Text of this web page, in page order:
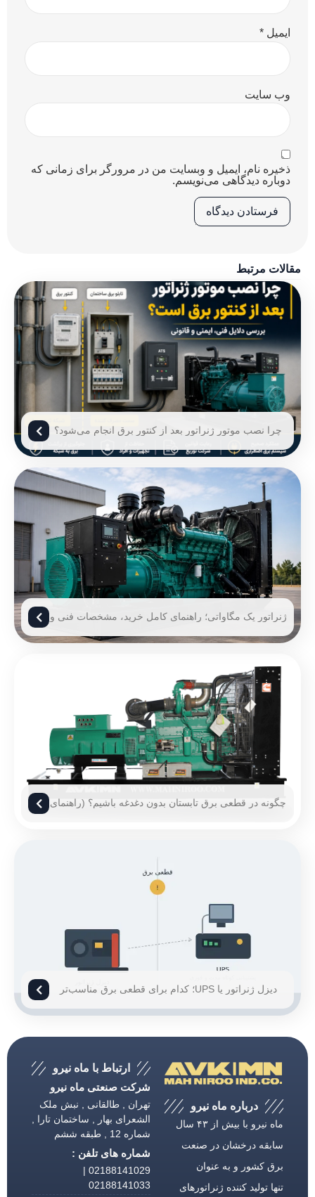
ایمیل *
وب‌ سایت
ذخیره نام، ایمیل و وبسایت من در مرورگر برای زمانی که
دوباره دیدگاهی می‌نویسم.
مقالات مرتبط
چرا نصب موتور ژنراتور بعد از کنتور برق انجام می‌شود؟
ژنراتور یک مگاواتی؛ راهنمای کامل خرید، مشخصات فنی و
چگونه در قطعی برق تابستان بدون دغدغه باشیم؟ (راهنمای
دیزل ژنراتور یا UPS؛ کدام برای قطعی برق مناسب‌تر
درباره ماه نیرو
ماه نیرو با بیش از ۴۳ سال
سابقه درخشان در صنعت
برق كشور و به عنوان
تنها تولید كننده ژنراتورهای
ارتباط با ماه نیرو
شرکت صنعتی ماه نیرو
تهران , طالقانی , نبش ملک
الشعرای بهار , ساختمان تارا ,
شماره 12 , طبقه ششم
شماره های تلفن :
02188141029 |
02188141033